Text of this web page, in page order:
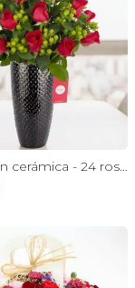
Antonia en cerámica - 24 rosas ecuatorianas rojo e hypericum